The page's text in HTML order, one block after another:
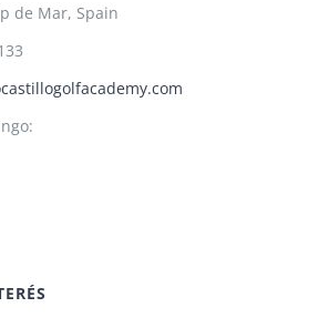
de Mar, Spain